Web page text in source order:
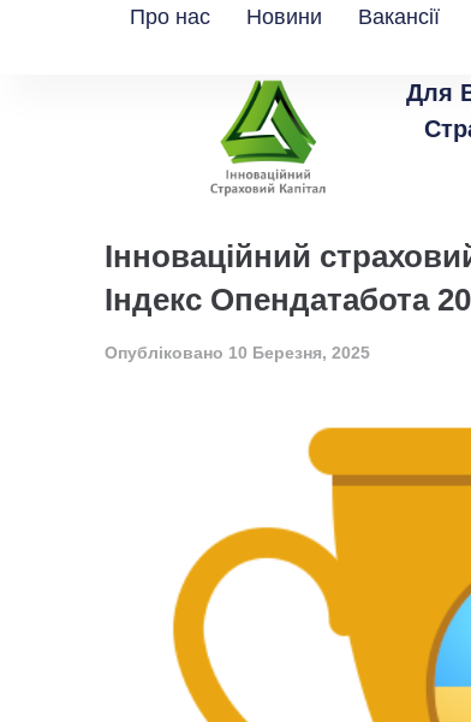
Про нас Новини Вакансії
Для
Інноваційний
Індекс Опендатабота
Опубліковано 10 Березня, 2025